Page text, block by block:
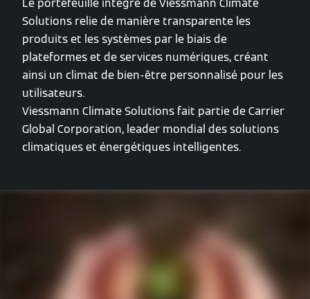
Le portefeuille intégré de Viessmann Climate
Solutions relie de manière transparente les
produits et les systèmes par le biais de
plateformes et de services numériques, créant
ainsi un climat de bien-être personnalisé pour les
utilisateurs.
Viessmann Climate Solutions fait partie de Carrier
Global Corporation, leader mondial des solutions
climatiques et énergétiques intelligentes.